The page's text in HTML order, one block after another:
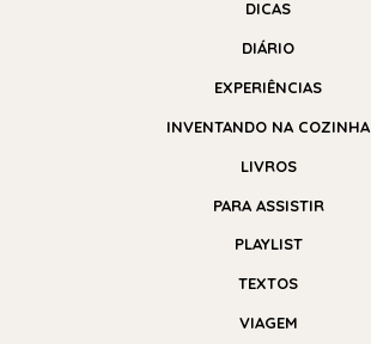
DICAS
DIÁRIO
EXPERIÊNCIAS
INVENTANDO NA COZINHA
LIVROS
PARA ASSISTIR
PLAYLIST
TEXTOS
VIAGEM